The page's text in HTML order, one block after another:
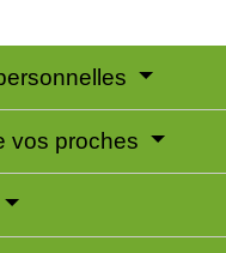
vos proches